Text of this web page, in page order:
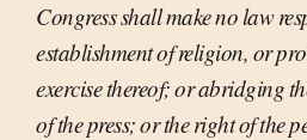
Congress shall make no law
establishment of religion, or
exercise thereof; or abridging
of the press; or the right of the